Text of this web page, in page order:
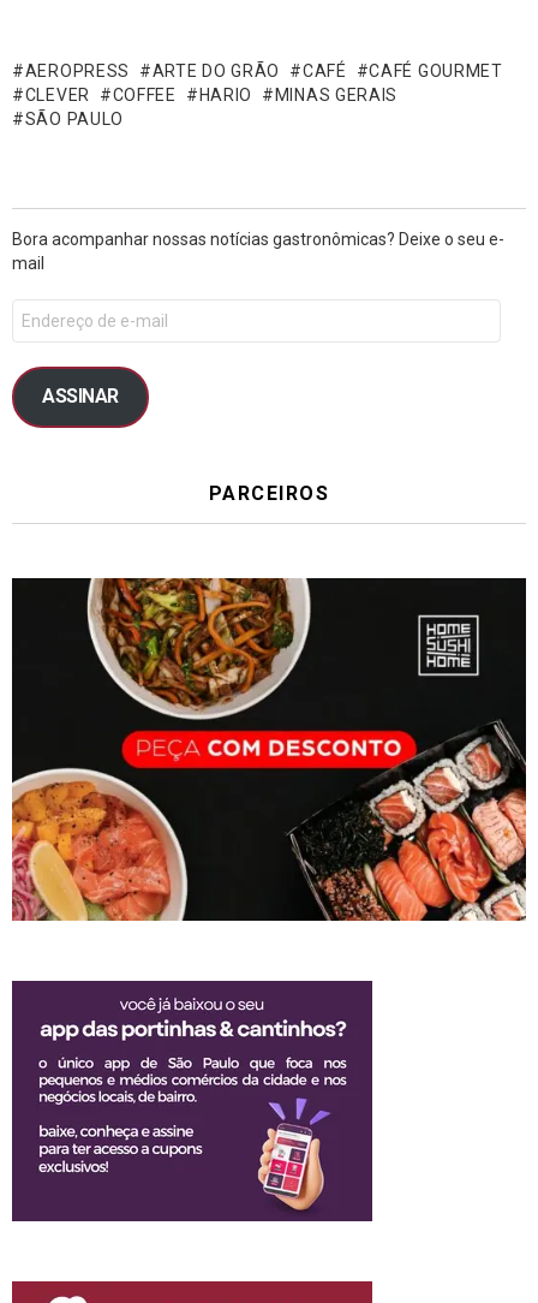
AEROPRESS ARTE DO GRÃO CAFÉ
CAFÉ GOURMET
CLEVER
COFFEE HARIO
MINAS GERAIS
SÃO PAULO
Bora acompanhar nossas notícias gastronômicas? Deixe o seu e-
mail
ASSINAR
PARCEIROS